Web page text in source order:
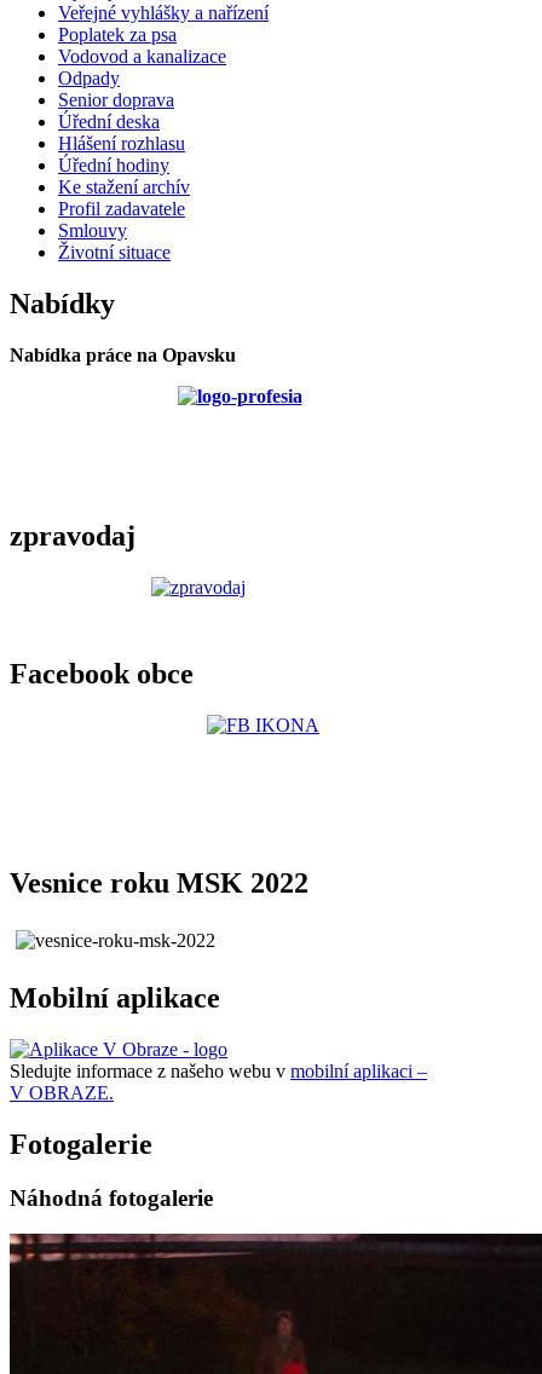
Veřejné vyhlášky a nařízení
Poplatek za psa
Vodovod a kanalizace
Odpady
Senior doprava
Úřední deska
Hlášení rozhlasu
Úřední hodiny
Ke stažení archív
Profil zadavatele
Smlouvy
Životní situace
Nabídky
Nabídka práce na Opavsku
zpravodaj
Facebook obce
Vesnice roku MSK 2022
Mobilní aplikace
Sledujte informace z našeho webu v mobilní aplikaci –
V OBRAZE.
Fotogalerie
Náhodná fotogalerie